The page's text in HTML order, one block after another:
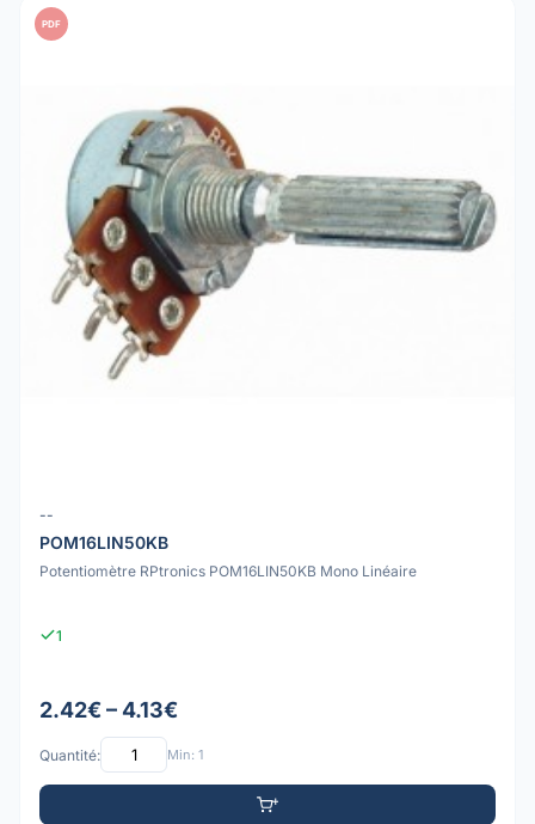
PDF
--
POM16LIN50KB
Potentiomètre RPtronics POM16LIN50KB Mono Linéaire
1
2.42€ – 4.13€
Quantité: Min: 1